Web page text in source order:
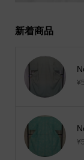
新着商品